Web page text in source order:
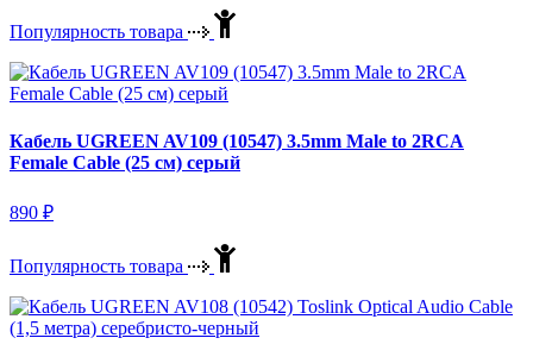
Популярность товара
Кабель UGREEN AV109 (10547) 3.5mm Male to 2RCA
Female Cable (25 см) серый
890 ₽
Популярность товара